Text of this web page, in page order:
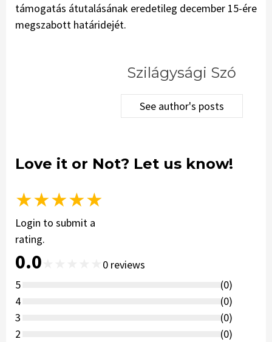
támogatás átutalásának eredetileg december 15-ére
megszabott határidejét.
Szilágysági Szó
See author's posts
Love it or Not? Let us know!
★★★★★
Login to submit a
rating.
0.0 0 reviews
5
(0)
4
(0)
3
(0)
2
(0)